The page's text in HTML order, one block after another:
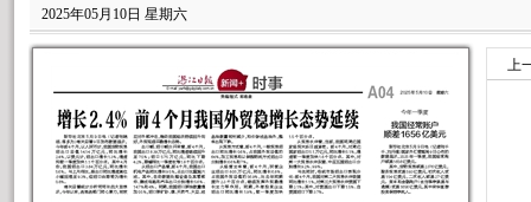
2025年05月10日 星期六
上